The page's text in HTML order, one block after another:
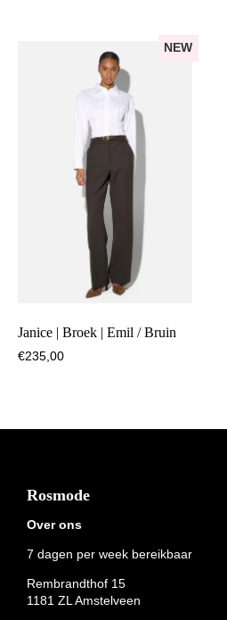
NEW
Janice | Broek | Emil / Bruin
€235,00
Footer
Rosmode
Over ons
7 dagen per week bereikbaar
Rembrandthof 15
1181 ZL Amstelveen